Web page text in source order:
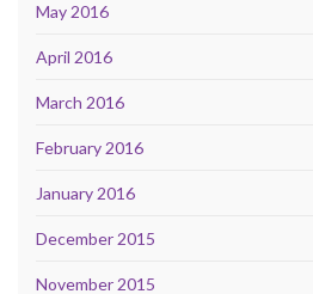
May 2016
April 2016
March 2016
February 2016
January 2016
December 2015
November 2015